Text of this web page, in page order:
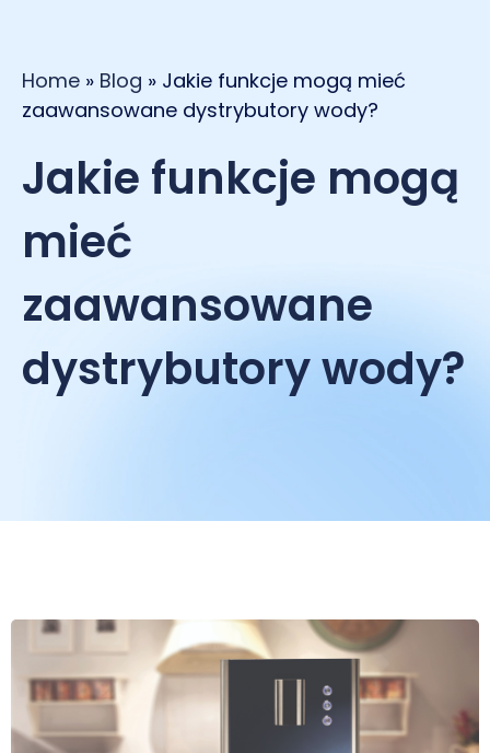
Home » Blog » Jakie funkcje mogą mieć
zaawansowane dystrybutory wody?
Jakie funkcje mogą
mieć
zaawansowane
dystrybutory wody?